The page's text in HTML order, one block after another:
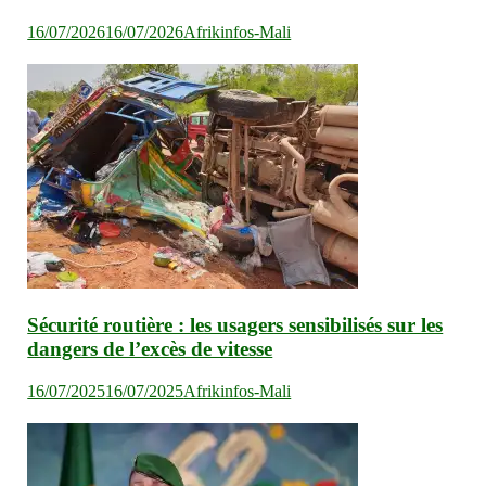
16/07/202616/07/2026Afrikinfos-Mali
Sécurité routière : les usagers sensibilisés sur les
dangers de l’excès de vitesse
16/07/202516/07/2025Afrikinfos-Mali